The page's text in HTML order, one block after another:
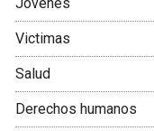
Victimas
Salud
Derechos humanos